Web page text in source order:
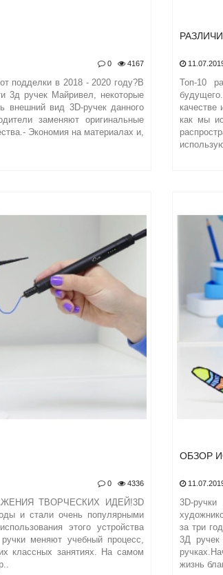
0 4167
подделки в 2018 - 2020 году?В
3д ручек Майривел, некоторые
внешний вид 3D-ручек данного
заменяют оригинальные
Экономия на материалах и,
Топ-10
качестве
как мы
0 4336
ТВОРЧЕСКИХ ИДЕЙ!3D
и стали очень популярными
этого устройства
меняют учебный процесс,
классных занятиях. На самом
ОБЗОР
3D-
за три
3Д ручек
жизнь